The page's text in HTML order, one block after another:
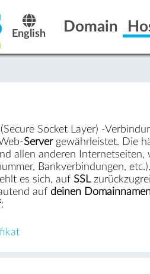
English Domain
Socket Layer) -
Servergewährleistet. Die
allen anderen Internetseiten,
Bankverbindungen,
es sich, auf SSL
auf deinen
: